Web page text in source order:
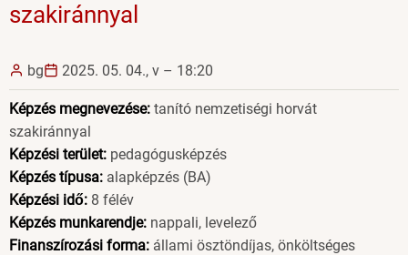
szakiránnyal
bg 2025. 05. 04., v – 18:20
Képzés megnevezése: tanító nemzetiségi horvát
szakiránnyal
Képzési terület: pedagógusképzés
Képzés típusa: alapképzés (BA)
Képzési idő: 8 félév
Képzés munkarendje: nappali, levelező
Finanszírozási forma: állami ösztöndíjas, önköltséges